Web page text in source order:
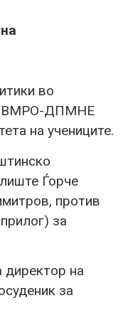
во
ВМРО-ДПМНЕ
на учениците.
Ѓорче
против
за
на
за